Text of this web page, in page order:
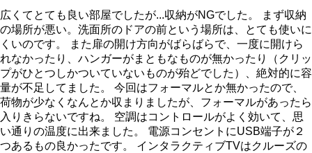
広くてとても良い部屋でしたが...収納がNGでした。 まず収納
の場所が悪い。洗面所のドアの前という場所は、とても使いに
くいのです。 また扉の開け方向がばらばらで、一度に開けら
れなかったり、ハンガーがまともなものが無かったり（クリッ
プがひとつしかついていないものが殆どでした）、絶対的に容
量が不足してました。 今回はフォーマルとか無かったので、
荷物が少なくなんとか収まりましたが、フォーマルがあったら
入りきらないですね。 空調はコントロールがよく効いて、思
い通りの温度に出来ました。 電源コンセントにUSB端子が２
つあるもの良かったです。 インタラクティブTVはクルーズの